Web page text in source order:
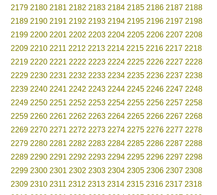
2179 2180 2181 2182 2183 2184 2185 2186 2187 2188
2189 2190 2191 2192 2193 2194 2195 2196 2197 2198
2199 2200 2201 2202 2203 2204 2205 2206 2207 2208
2209 2210 2211 2212 2213 2214 2215 2216 2217 2218
2219 2220 2221 2222 2223 2224 2225 2226 2227 2228
2229 2230 2231 2232 2233 2234 2235 2236 2237 2238
2239 2240 2241 2242 2243 2244 2245 2246 2247 2248
2249 2250 2251 2252 2253 2254 2255 2256 2257 2258
2259 2260 2261 2262 2263 2264 2265 2266 2267 2268
2269 2270 2271 2272 2273 2274 2275 2276 2277 2278
2279 2280 2281 2282 2283 2284 2285 2286 2287 2288
2289 2290 2291 2292 2293 2294 2295 2296 2297 2298
2299 2300 2301 2302 2303 2304 2305 2306 2307 2308
2309 2310 2311 2312 2313 2314 2315 2316 2317 2318